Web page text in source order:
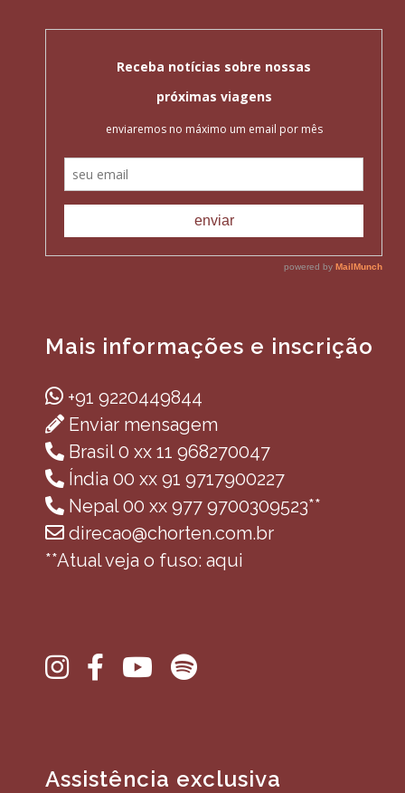
Mais informações e inscrição
+91 9220449844
Enviar mensagem
Brasil 0 xx 11 968270047
Índia 00 xx 91 9717900227
Nepal 00 xx 977 9700309523**
direcao@chorten.com.br
**Atual veja o fuso: aqui
Assistência exclusiva